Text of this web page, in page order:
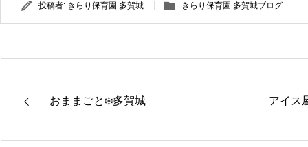
投稿者: きらり保育園 多賀城 きらり保育園 多賀城ブログ
おままごと❄️多賀城 アイス